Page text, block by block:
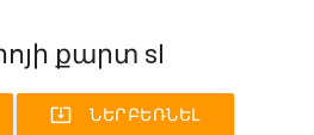
քարտ sl
system_update_alt ՆԵՐԲԵՌՆԵԼ